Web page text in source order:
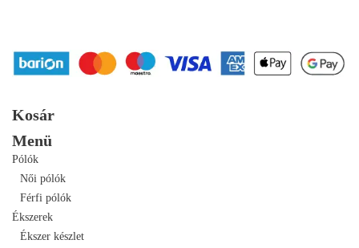
Kosár
Menü
Pólók
Női pólók
Férfi pólók
Ékszerek
Ékszer készlet